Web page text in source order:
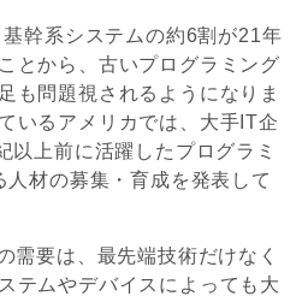
幹系システムの約6割が21年
とから、古いプログラミング
も問題視されるようになりま
いるアメリカでは、大手IT企
以上前に活躍したプログラミ
材の募集・育成を発表して
需要は、最先端技術だけなく
テムやデバイスによっても大